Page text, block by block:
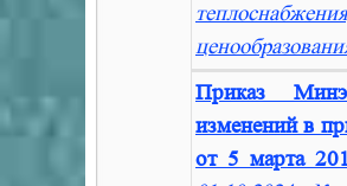
Приказ
изменений в
от 5 марта